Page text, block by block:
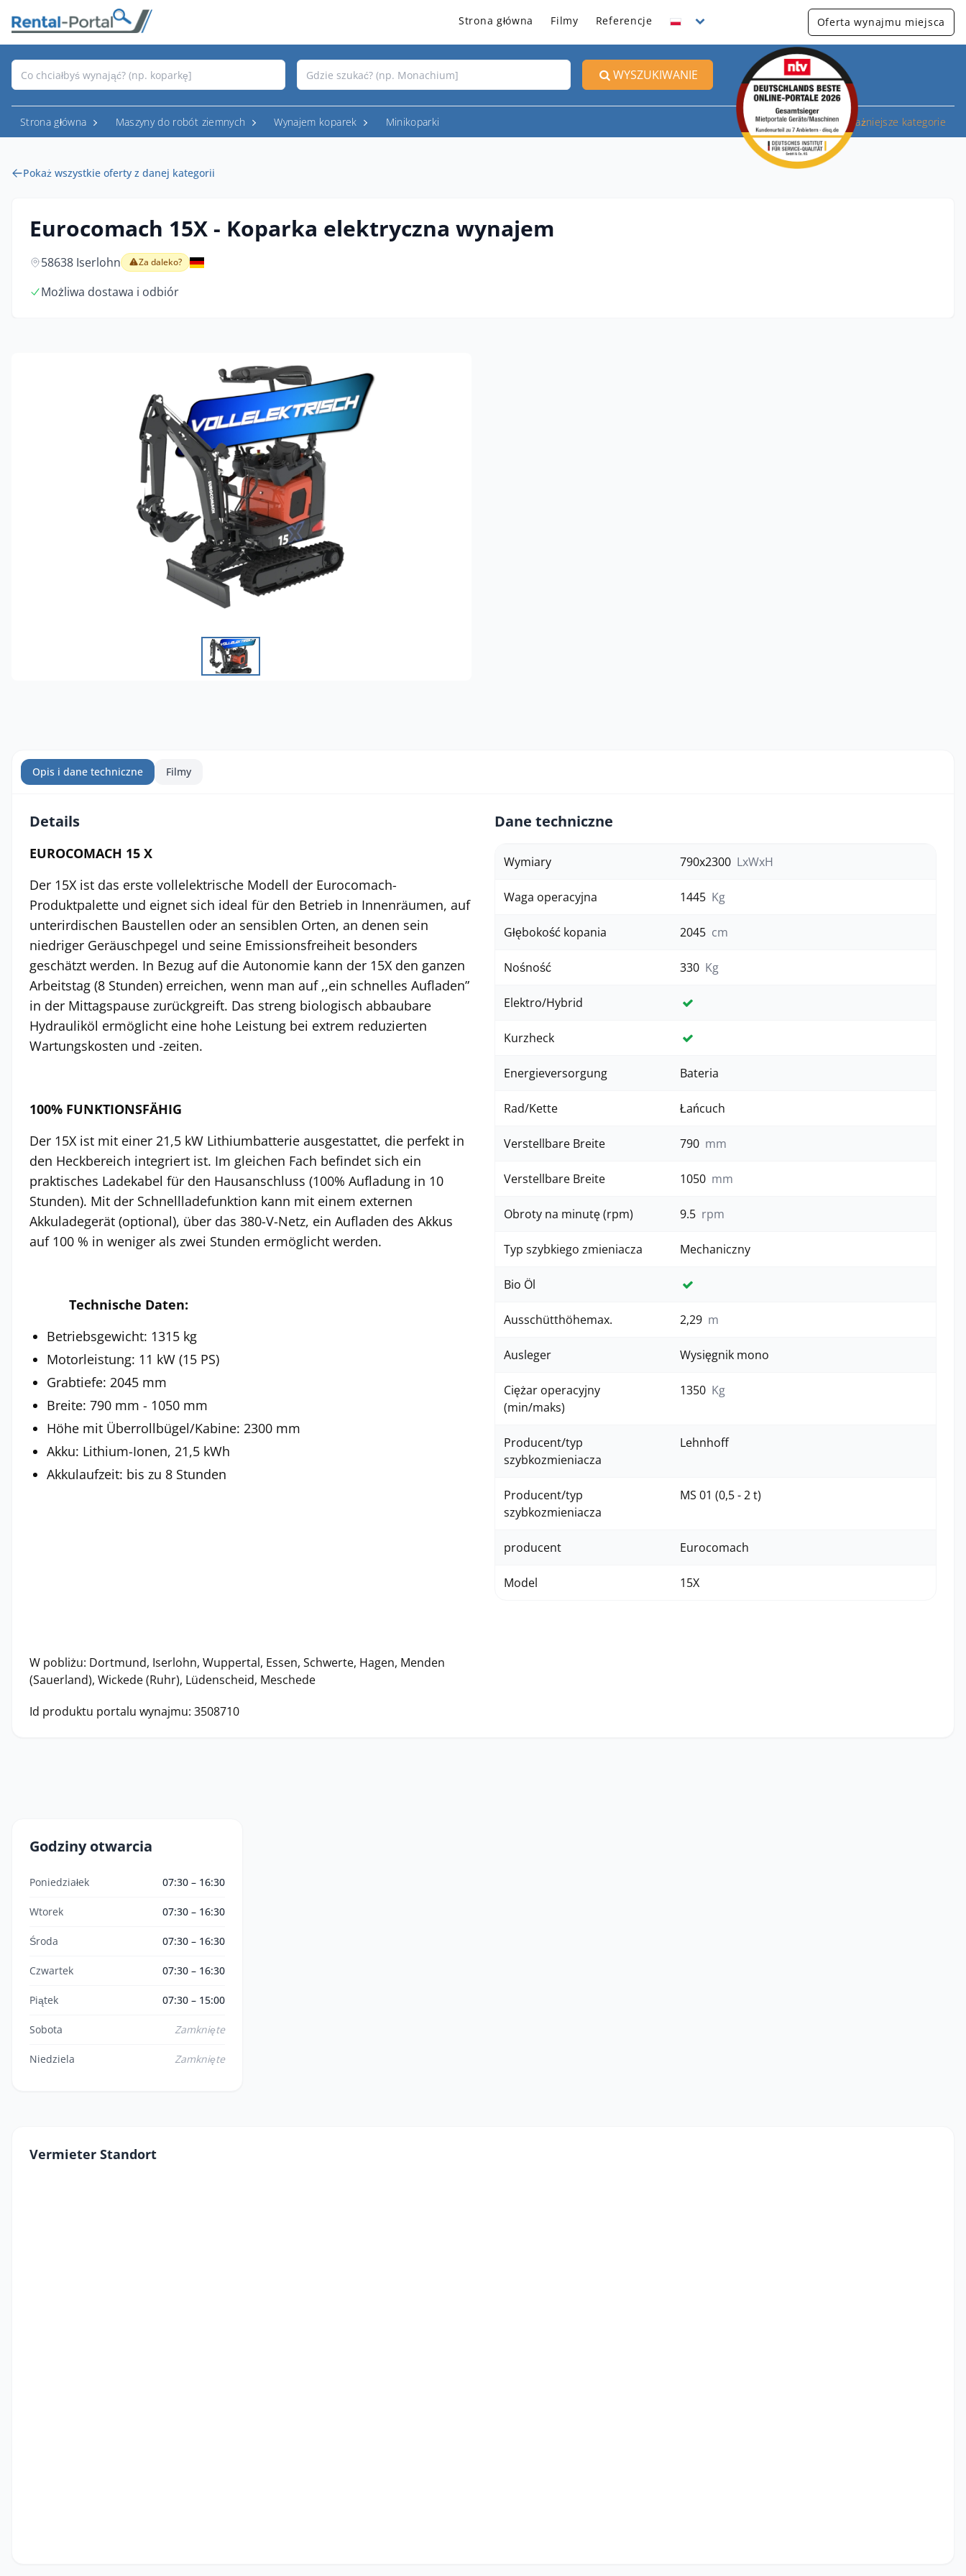
Strona główna Filmy Referencje Oferta wynajmu miejsca
WYSZUKIWANIE
Strona główna Maszyny do robót ziemnych Wynajem koparek Minikoparki Najważniejsze kategorie
Pokaż wszystkie oferty z danej kategorii
Eurocomach 15X - Koparka elektryczna wynajem
58638 Iserlohn Za daleko?
Możliwa dostawa i odbiór
Opis i dane techniczne Filmy
Details
EUROCOMACH 15 X
Der 15X ist das erste vollelektrische Modell der Eurocomach-
Produktpalette und eignet sich ideal für den Betrieb in Innenräumen, auf
unterirdischen Baustellen oder an sensiblen Orten, an denen sein
niedriger Geräuschpegel und seine Emissionsfreiheit besonders
geschätzt werden. In Bezug auf die Autonomie kann der 15X den ganzen
Arbeitstag (8 Stunden) erreichen, wenn man auf ,,ein schnelles Aufladen”
in der Mittagspause zurückgreift. Das streng biologisch abbaubare
Hydrauliköl ermöglicht eine hohe Leistung bei extrem reduzierten
Wartungskosten und -zeiten.
100% FUNKTIONSFÄHIG
Der 15X ist mit einer 21,5 kW Lithiumbatterie ausgestattet, die perfekt in
den Heckbereich integriert ist. Im gleichen Fach befindet sich ein
praktisches Ladekabel für den Hausanschluss (100% Aufladung in 10
Stunden). Mit der Schnellladefunktion kann mit einem externen
Akkuladegerät (optional), über das 380-V-Netz, ein Aufladen des Akkus
auf 100 % in weniger als zwei Stunden ermöglicht werden.
Technische Daten:
Betriebsgewicht: 1315 kg
Motorleistung: 11 kW (15 PS)
Grabtiefe: 2045 mm
Breite: 790 mm - 1050 mm
Höhe mit Überrollbügel/Kabine: 2300 mm
Akku: Lithium-Ionen, 21,5 kWh
Akkulaufzeit: bis zu 8 Stunden
W pobliżu: Dortmund, Iserlohn, Wuppertal, Essen, Schwerte, Hagen, Menden
(Sauerland), Wickede (Ruhr), Lüdenscheid, Meschede
Id produktu portalu wynajmu: 3508710
Dane techniczne
Wymiary 790x2300 LxWxH
Waga operacyjna 1445 Kg
Głębokość kopania 2045 cm
Nośność 330 Kg
Elektro/Hybrid
Tak
Kurzheck
Tak
Energieversorgung
Bateria
Rad/Kette Łańcuch
Verstellbare Breite 790 mm
Verstellbare Breite 1050 mm
Obroty na minutę (rpm) 9.5 rpm
Typ szybkiego zmieniacza Mechaniczny
Bio Öl
Tak
Ausschütthöhemax.
2,29 m
Ausleger Wysięgnik mono
Ciężar operacyjny
(min/maks)
1350 Kg
Producent/typ
szybkozmieniacza
Lehnhoff
Producent/typ
szybkozmieniacza
MS 01 (0,5 - 2 t)
producent Eurocomach
Model 15X
Godziny otwarcia
Poniedziałek 07:30 – 16:30
Wtorek 07:30 – 16:30
Środa 07:30 – 16:30
Czwartek 07:30 – 16:30
Piątek 07:30 – 15:00
Sobota Zamknięte
Niedziela Zamknięte
Vermieter Standort